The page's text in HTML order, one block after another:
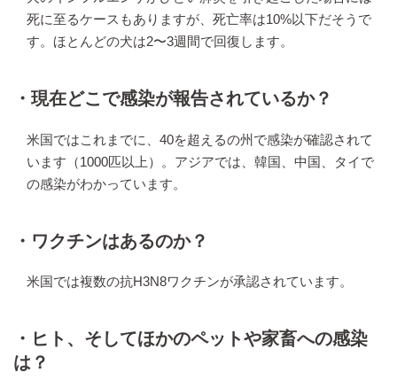
死に至るケースもありますが、死亡率は10%以下だそうで
す。ほとんどの犬は2〜3週間で回復します。
・現在どこで感染が報告されているか？
米国ではこれまでに、40を超えるの州で感染が確認されて
います（1000匹以上）。アジアでは、韓国、中国、タイで
の感染がわかっています。
・ワクチンはあるのか？
米国では複数の抗H3N8ワクチンが承認されています。
・ヒト、そしてほかのペットや家畜への感染
は？